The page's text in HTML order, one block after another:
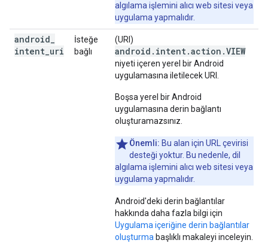
algılama işlemini alıcı web sitesi veya
uygulama yapmalıdır.
android
intent uri
İsteğe
bağlı
(URI)
android.intent.action.VIEW
niyeti içeren yerel bir Android
uygulamasına iletilecek URI.
Boşsa yerel bir Android
uygulamasına derin bağlantı
oluşturamazsınız.
Önemli: Bu alan için URL çevirisi
desteği yoktur. Bu nedenle, dil
algılama işlemini alıcı web sitesi veya
uygulama yapmalıdır.
Android'deki derin bağlantılar
hakkında daha fazla bilgi için
Uygulama içeriğine derin bağlantılar
oluşturma başlıklı makaleyi inceleyin.